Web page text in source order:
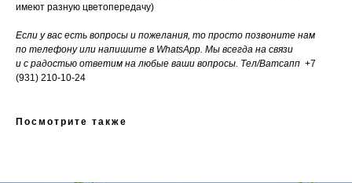
имеют разную цветопередачу)
Если у вас есть вопросы и пожелания, то просто позвоните нам
по телефону или напишите в WhatsApp. Мы всегда на связи
и с радостью ответим на любые ваши вопросы. Тел/Ватсапп +7
(931) 210-10-24
Посмотрите также